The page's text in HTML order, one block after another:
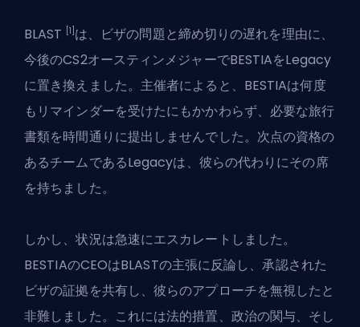
BLAST [1] は、ビザの問題と締め切りの遅れを理由に、
今後のCS2オースティンメジャーでBESTIAをLegacy
に置き換えました。主催者によると、BESTIAは何度
もリマインダーを受けたにもかかわらず、必要な旅行
書類を時間通りに提出しませんでした。次点の資格の
あるチームであるLegacyは、彼らの代わりにその席
を持ちました。
しかし、状況は急速にエスカレートしました。
BESTIAのCEOはBLASTの主張に反論し、承認された
ビザの証拠を共有し、彼らのアプローチを無視したと
非難しました。これには法的措置、政治の関与、そし